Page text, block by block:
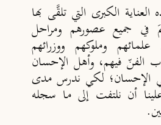
الكبرى التي تلقَّى بها
في جميع عصورهم ومراحل
وملوكهم ووزرائهم
الفنّ فيهم، وأهل الإحسان
الإحسان؛ لكي ندرس مدى
أن نلتفت إلى ما سجله